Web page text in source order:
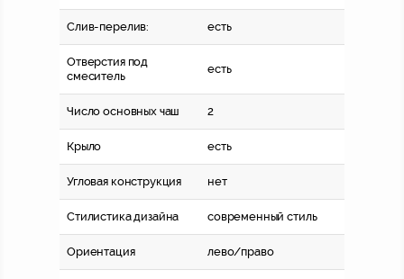
Слив-перелив: есть
Отверстия под
смеситель
есть
Число основных чаш 2
Крыло есть
Угловая конструкция нет
Стилистика дизайна современный стиль
Ориентация лево/право